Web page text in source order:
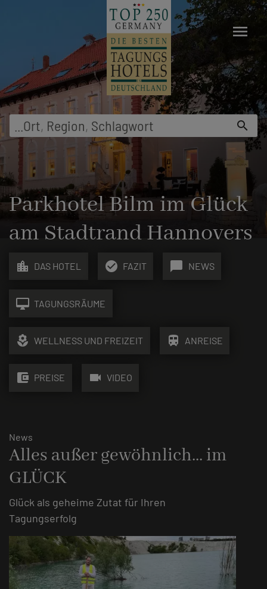
Ort, Region, Schlagwort search
menu
Parkhotel Bilm im Glück
am Stadtrand Hannovers
location_city DAS HOTEL check_circle FAZIT chat_bubble NEWS
desktop_mac TAGUNGSRÄUME
local_florist WELLNESS UND FREIZEIT train ANREISE
account_balance_wallet PREISE videocam VIDEO
News
Alles außer gewöhnlich... im
GLÜCK
Glück als geheime Zutat für Ihren
Tagungserfolg